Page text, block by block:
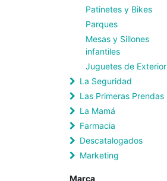
Patinetes y Bikes
Parques
Mesas y Sillones
infantiles
Juguetes de Exterior
La Seguridad
Las Primeras Prendas
La Mamá
Farmacia
Descatalogados
Marketing
Marca